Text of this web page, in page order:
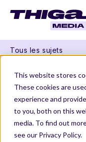
This website stores
These cookies are
experience and
to you, both on this
media. To find out
see our Privacy Policy.
Tous les sujets
Thiga Media